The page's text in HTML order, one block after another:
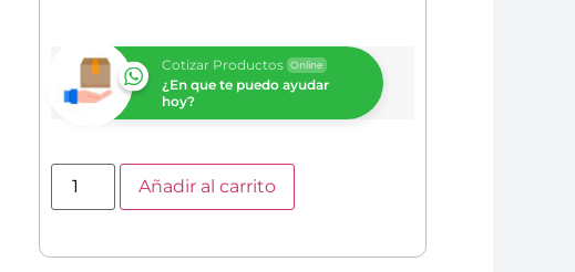
Cotizar Productos Online
¿En que te puedo ayudar
hoy?
Añadir al carrito